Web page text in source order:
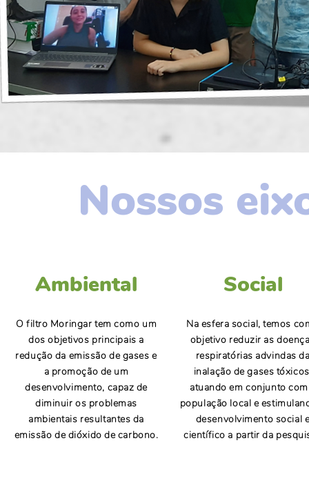
Nossos
Ambiental Social
O filtro Moringar tem como um
dos objetivos principais a
redução da emissão de gases e
a promoção de um
desenvolvimento, capaz de
diminuir os problemas
ambientais resultantes da
emissão de dióxido de carbono.
Na esfera social, temos
objetivo reduzir as
respiratórias advindas
inalação de gases
atuando em conjunto
população local e
desenvolvimento social
científico a partir da